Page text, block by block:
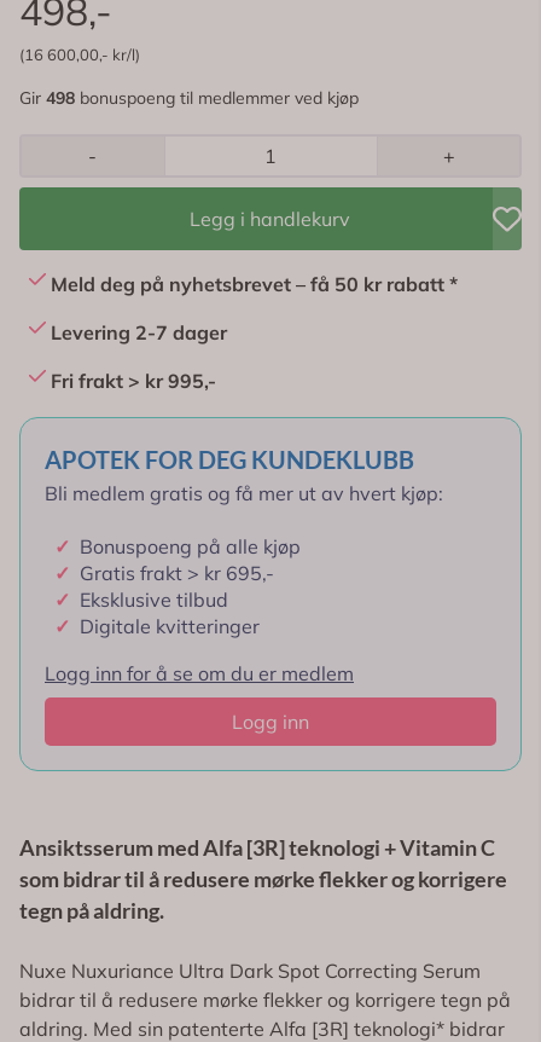
498,-
(16 600,00,- kr/l)
Gir 498 bonuspoeng til medlemmer ved kjøp
- +
Legg i handlekurv
Meld deg på nyhetsbrevet – få 50 kr rabatt *
Levering 2-7 dager
Fri frakt > kr 995,-
APOTEK FOR DEG KUNDEKLUBB
Bli medlem gratis og få mer ut av hvert kjøp:
✓ Bonuspoeng på alle kjøp
✓ Gratis frakt > kr 695,-
✓ Eksklusive tilbud
✓ Digitale kvitteringer
Logg inn for å se om du er medlem
Logg inn
Ansiktsserum med Alfa [3R] teknologi + Vitamin C
som bidrar til å redusere mørke flekker og korrigere
tegn på aldring.
Nuxe Nuxuriance Ultra Dark Spot Correcting Serum
bidrar til å redusere mørke flekker og korrigere tegn på
aldring. Med sin patenterte Alfa [3R] teknologi* bidrar